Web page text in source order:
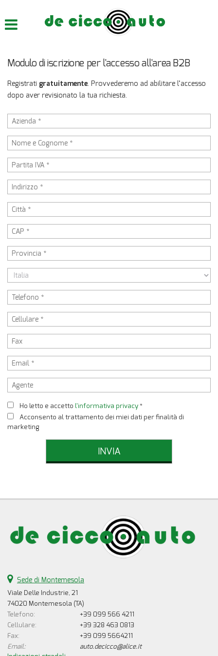
ACQUISTIAMO USATO
ASSISTENZA
CONTATTI
Modulo di iscrizione per l'accesso all'area B2B
Registrati gratuitamente. Provvederemo ad abilitare l’accesso
dopo aver revisionato la tua richiesta.
Ho letto e accetto l'informativa privacy*
Acconsento al trattamento dei miei dati per finalità di
marketing
Sede di Montemesola
Viale Delle Industrie, 21
74020 Montemesola (TA)
Telefono:
+39 099 566 4211
Cellulare:
+39 328 463 0813
Fax:
+39 099 5664211
Email:
auto.decicco@alice.it